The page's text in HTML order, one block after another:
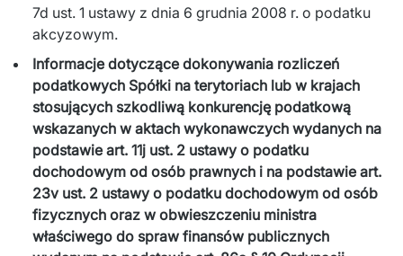
7d ust. 1 ustawy z dnia 6 grudnia 2008 r. o podatku
akcyzowym.
Informacje dotyczące dokonywania rozliczeń
podatkowych Spółki na terytoriach lub w krajach
stosujących szkodliwą konkurencję podatkową
wskazanych w aktach wykonawczych wydanych na
podstawie art. 11j ust. 2 ustawy o podatku
dochodowym od osób prawnych i na podstawie art.
23v ust. 2 ustawy o podatku dochodowym od osób
fizycznych oraz w obwieszczeniu ministra
właściwego do spraw finansów publicznych